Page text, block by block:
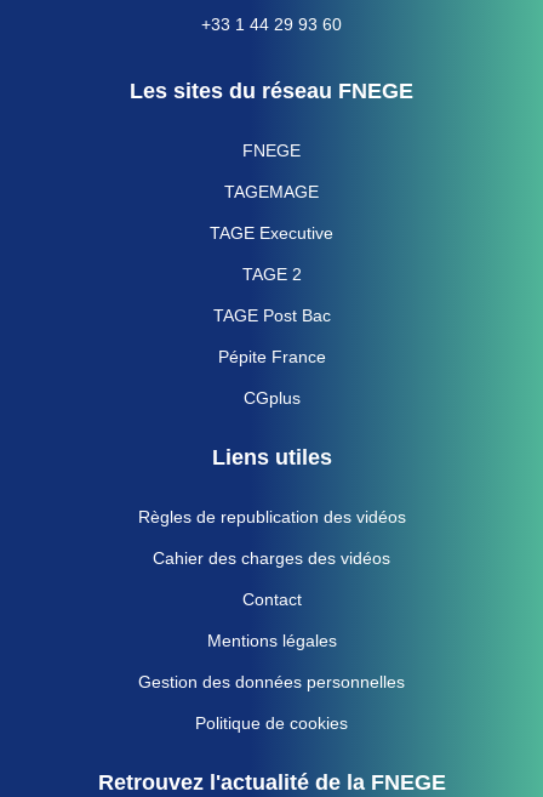
+33 1 44 29 93 60
Les sites du réseau FNEGE
FNEGE
TAGEMAGE
TAGE Executive
TAGE 2
TAGE Post Bac
Pépite France
CGplus
Liens utiles
Règles de republication des vidéos
Cahier des charges des vidéos
Contact
Mentions légales
Gestion des données personnelles
Politique de cookies
Retrouvez l'actualité de la FNEGE